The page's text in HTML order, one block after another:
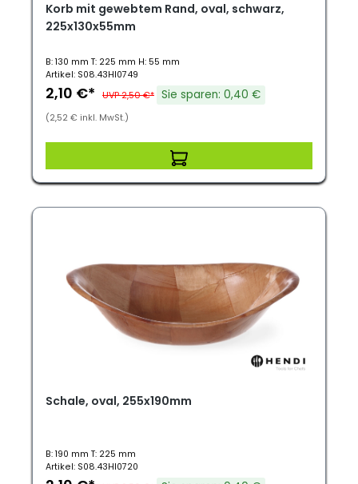
Korb mit gewebtem Rand, oval, schwarz,
225x130x55mm
B: 130 mm T: 225 mm H: 55 mm
Artikel: S08.43HI0749
2,10 €* UVP 2,50 €* Sie sparen: 0,40 €
(2,52 € inkl. MwSt.)
Schale, oval, 255x190mm
B: 190 mm T: 225 mm
Artikel: S08.43HI0720